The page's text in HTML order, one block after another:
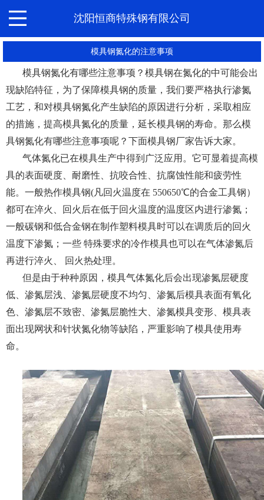
沈阳恒商特殊钢有限公司
模具钢氮化的注意事项
模具钢氮化有哪些注意事项？模具钢在氮化的中可能会出
现缺陷特征，为了保障模具钢的质量，我们要严格执行渗氮
工艺，和对模具钢氮化产生缺陷的原因进行分析，采取相应
的措施，提高模具氮化的质量，延长模具钢的寿命。那么模
具钢氮化有哪些注意事项呢？下面模具钢厂家告诉大家。
气体氮化已在模具生产中得到广泛应用。它可显着提高模
具的表面硬度、耐磨性、抗咬合性、抗腐蚀性能和疲劳性
能。一般热作模具钢(凡回火温度在 550650℃的合金工具钢）
都可在淬火、回火后在低于回火温度的温度区内进行渗氮；
一般碳钢和低合金钢在制作塑料模具时可以在调质后的回火
温度下渗氮；一些 特殊要求的冷作模具也可以在气体渗氮后
再进行淬火、 回火热处理。
但是由于种种原因，模具气体氮化后会出现渗氮层硬度
低、渗氮层浅、渗氮层硬度不均匀、渗氮后模具表面有氧化
色、渗氮层不致密、渗氮层脆性大、渗氮模具变形、模具表
面出现网状和针状氮化物等缺陷，严重影响了模具使用寿
命。